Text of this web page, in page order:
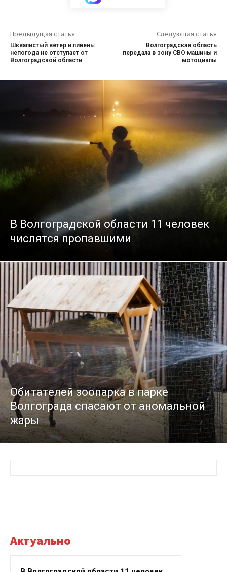
Предыдущая статья
Шквалистый ветер и ливень:
непогода не отступает от
Волгоградской области
Следующая статья
Волгоградская область
передала в зону СВО машины и
мотоциклы
В Волгоградской области 11 человек
числятся пропавшими
Обитателей зоопарка в парке
Волгограда спасают от аномальной
жары
Актуально